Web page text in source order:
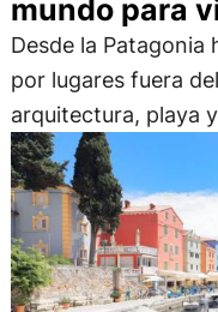
mundo para
Desde la Patagonia
por lugares fuera
arquitectura, playa